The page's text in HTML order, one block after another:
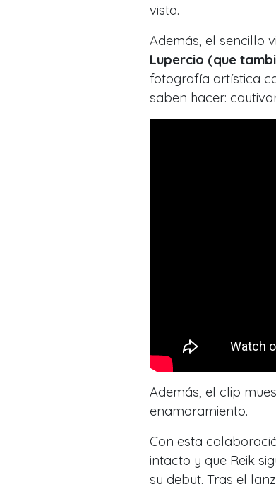
vista.
Además, el sencillo
Lupercio (que
fotografía artística
saben hacer:
Además, el clip
enamoramiento.
Con esta
intacto y que Reik
su debut. Tras el